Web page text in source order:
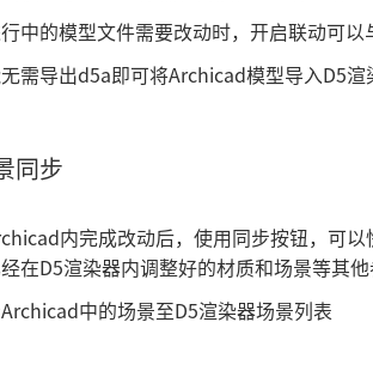
中的模型文件需要改动时，开启联动可
需导出d5a即可将Archicad模型导入D5渲
同步
内完成改动后，使用同步按钮，可
在D5渲染器内调整好的材质和场景等其他
中的场景至D5渲染器场景列表